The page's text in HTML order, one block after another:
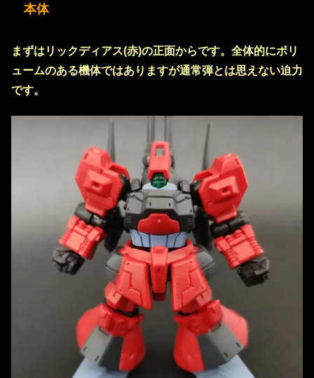
本体
まずはリックディアス(赤)の正面からです。全体的にボリ
ュームのある機体ではありますが通常弾とは思えない迫力
です。